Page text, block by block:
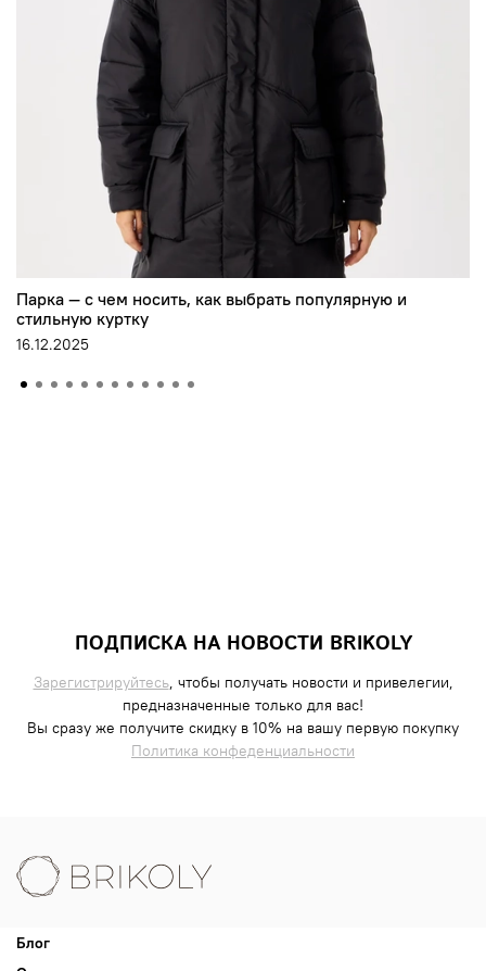
Парка — с чем носить, как выбрать популярную и
стильную куртку
16.12.2025
ПОДПИСКА НА НОВОСТИ BRIKOLY
Зарегистрируйтесь, чтобы получать новости и привелегии,
предназначенные только для вас!
Вы сразу же получите скидку в 10% на вашу первую покупку
Политика конфеденциальности
Блог